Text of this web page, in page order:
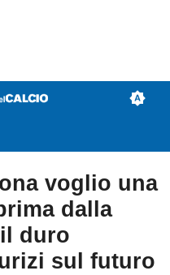
voglio una
dalla
duro
sul futuro